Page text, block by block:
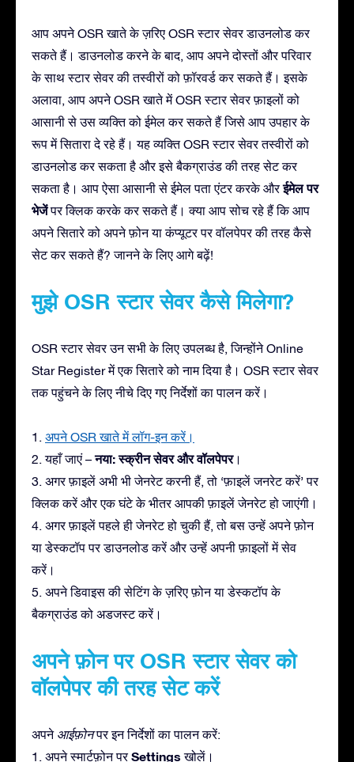
आप अपने OSR खाते के ज़रिए OSR स्टार सेवर डाउनलोड कर
सकते हैं। डाउनलोड करने के बाद, आप अपने दोस्तों और परिवार
के साथ स्टार सेवर की तस्वीरों को फ़ॉरवर्ड कर सकते हैं। इसके
अलावा, आप अपने OSR खाते में OSR स्टार सेवर फ़ाइलों को
आसानी से उस व्यक्ति को ईमेल कर सकते हैं जिसे आप उपहार के
रूप में सितारा दे रहे हैं। यह व्यक्ति OSR स्टार सेवर तस्वीरों को
डाउनलोड कर सकता है और इसे बैकग्राउंड की तरह सेट कर
सकता है। आप ऐसा आसानी से ईमेल पता एंटर करके औरईमेल पर
भेजेंपर क्लिक करके कर सकते हैं। क्या आप सोच रहे हैं कि आप
अपने सितारे को अपने फ़ोन या कंप्यूटर पर वॉलपेपर की तरह कैसे
सेट कर सकते हैं? जानने के लिए आगे बढ़ें!
मुझे OSR स्टार सेवर कैसे मिलेगा?
OSR स्टार सेवर उन सभी के लिए उपलब्ध है, जिन्होंने Online
Star Register में एक सितारे को नाम दिया है। OSR स्टार सेवर
तक पहुंचने के लिए नीचे दिए गए निर्देशों का पालन करें।
1. अपने OSR खाते में लॉग-इन करें।
2. यहाँ जाएं –नया: स्क्रीन सेवर और वॉलपेपर।
3. अगर फ़ाइलें अभी भी जेनरेट करनी हैं, तो ‘फ़ाइलें जनरेट करें’ पर
क्लिक करें और एक घंटे के भीतर आपकी फ़ाइलें जेनरेट हो जाएंगी।
4. अगर फ़ाइलें पहले ही जेनरेट हो चुकी हैं, तो बस उन्हें अपने फ़ोन
या डेस्कटॉप पर डाउनलोड करें और उन्हें अपनी फ़ाइलों में सेव
करें।
5. अपने डिवाइस की सेटिंग के ज़रिए फ़ोन या डेस्कटॉप के
बैकग्राउंड को अडजस्ट करें।
अपने फ़ोन पर OSR स्टार सेवर को
वॉलपेपर की तरह सेट करें
अपने आईफ़ोनपर इन निर्देशों का पालन करें:
1. अपने स्मार्टफ़ोन परSettings खोलें।